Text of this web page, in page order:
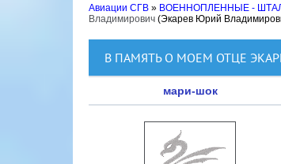
Авиации СГВ » ВОЕННОПЛЕННЫЕ -
Владимирович (Экарев Юрий
В ПАМЯТЬ О МОЕМ ОТЦЕ
мари-шок